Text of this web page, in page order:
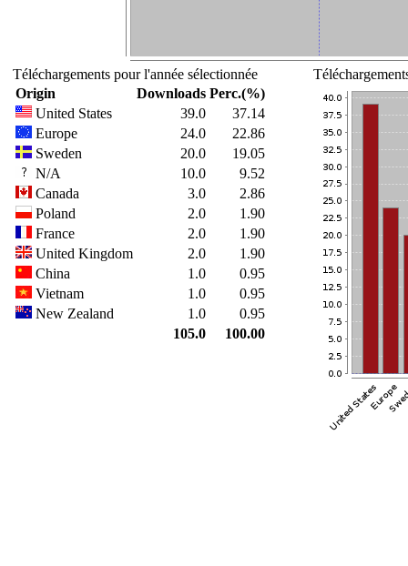
Téléchargements pour l'année sélectionnée
Origin
Downloads Perc.(%)
United States
39.0
37.14
Europe
24.0
22.86
Sweden
20.0
19.05
N/A
10.0
9.52
Canada
3.0
2.86
Poland
2.0
1.90
France
2.0
1.90
United Kingdom
2.0
1.90
China
1.0
0.95
Vietnam
1.0
0.95
New Zealand
1.0
0.95
105.0
100.00